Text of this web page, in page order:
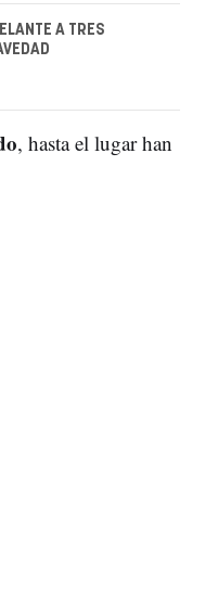
A TRES
, hasta el lugar han